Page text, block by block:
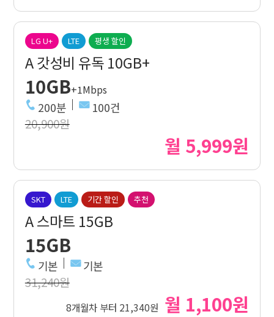
LG U+ LTE 평생 할인
A 갓성비 유독 10GB+
10GB+1Mbps
200분 100건
20,900원
월 5,999원
SKT LTE 기간 할인 추천
A 스마트 15GB
15GB
기본 기본
31,240원
8개월차 부터 21,340원 월 1,100원